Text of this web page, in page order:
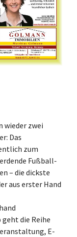
wieder zwei
Das
zum
Fußball-
– die dickste
aus erster Hand
die Reihe
E-